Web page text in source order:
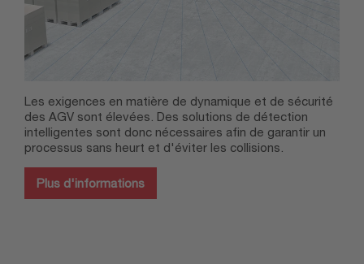
Les exigences en matière de dynamique et de sécurité
des AGV sont élevées. Des solutions de détection
intelligentes sont donc nécessaires afin de garantir un
processus sans heurt et d'éviter les collisions.
Plus d'informations